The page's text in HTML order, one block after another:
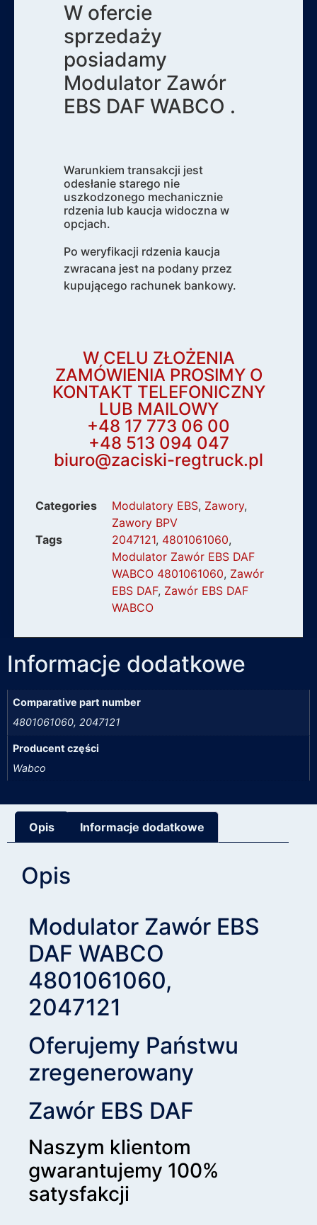
W ofercie
sprzedaży
posiadamy
Modulator Zawór
EBS DAF WABCO .
Warunkiem transakcji jest
odesłanie starego nie
uszkodzonego mechanicznie
rdzenia lub kaucja widoczna w
opcjach.
Po weryfikacji rdzenia kaucja
zwracana jest na podany przez
kupującego rachunek bankowy.
W CELU ZŁOŻENIA
ZAMÓWIENIA PROSIMY O
KONTAKT TELEFONICZNY
LUB MAILOWY
+48 17 773 06 00
+48 513 094 047
biuro@zaciski-regtruck.pl
Categories Modulatory EBS, Zawory,
Zawory BPV
Tags
2047121, 4801061060,
Modulator Zawór EBS DAF
WABCO 4801061060, Zawór
EBS DAF, Zawór EBS DAF
WABCO
Informacje dodatkowe
Comparative part number
4801061060, 2047121
Producent części
Wabco
Opis Informacje dodatkowe
Opis
Modulator Zawór EBS
DAF WABCO
4801061060,
2047121
Oferujemy Państwu
zregenerowany
Zawór EBS DAF
Naszym klientom
gwarantujemy 100%
satysfakcji